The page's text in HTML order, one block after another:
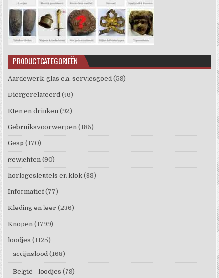
PRODUCTCATEGORIEËN
Aardewerk, glas e.a. serviesgoed (59)
Diergerelateerd (46)
Eten en drinken (92)
Gebruiksvoorwerpen (186)
Gesp (170)
gewichten (90)
horlogesleutels en klok (88)
Informatief (77)
Kleding en leer (236)
Knopen (1799)
loodjes (1125)
accijnslood (168)
België - loodjes (79)